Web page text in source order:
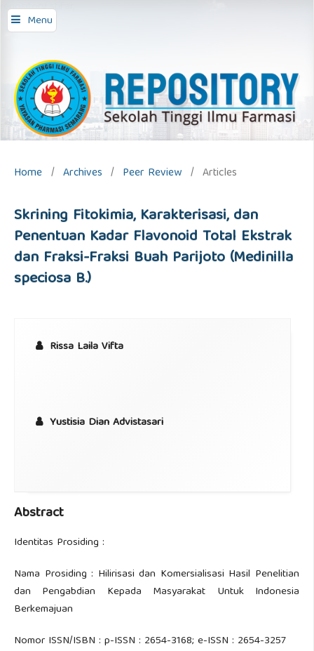
Menu
repository stifar,
Home / Archives / Peer Review / Articles
Skrining Fitokimia, Karakterisasi, dan
Penentuan Kadar Flavonoid Total Ekstrak
dan Fraksi-Fraksi Buah Parijoto (Medinilla
speciosa B.)
Rissa Laila Vifta
Yustisia Dian Advistasari
Abstract
Identitas Prosiding :
Nama Prosiding : Hilirisasi dan Komersialisasi Hasil Penelitian
dan Pengabdian Kepada Masyarakat Untuk Indonesia
Berkemajuan
Nomor ISSN/ISBN : p-ISSN : 2654-3168; e-ISSN : 2654-3257